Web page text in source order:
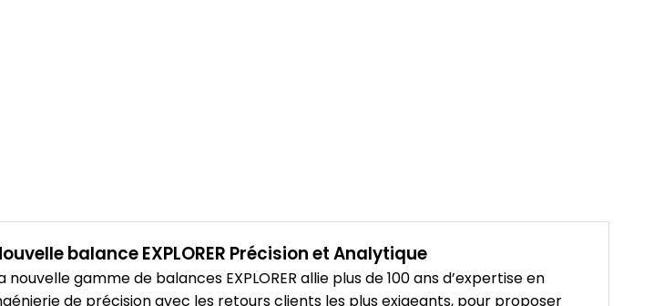
balance EXPLORER Précision et Analytique
nouvelle gamme de balances EXPLORER allie plus de 100 ans d’expertise en
de précision avec les retours clients les plus exigeants, pour proposer